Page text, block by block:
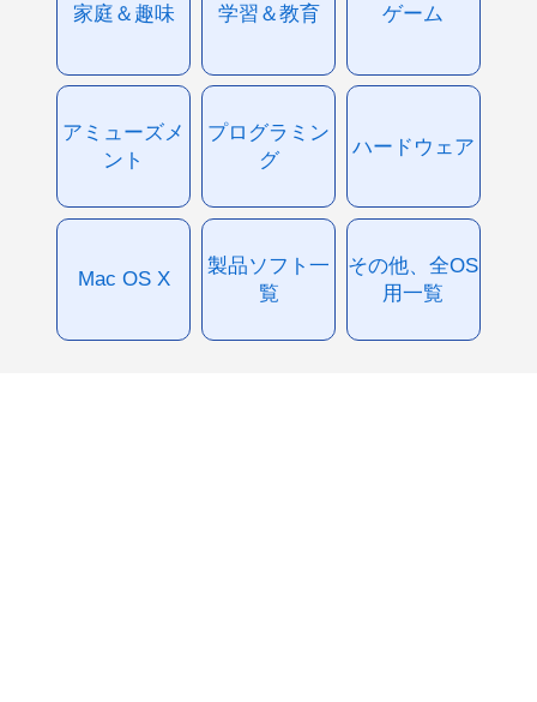
家庭＆趣味 学習＆教育 ゲーム
アミューズメ
ント
プログラミン
グ
ハードウェア
Mac OS X
製品ソフト一
覧
その他、全OS
用一覧